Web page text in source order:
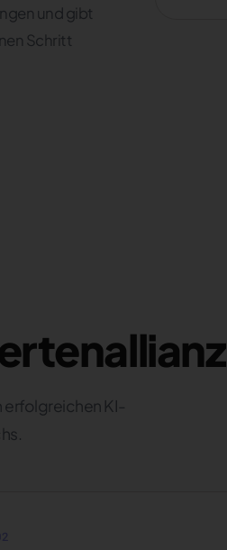
und gibt
Schritt
erfolgreichen KI-